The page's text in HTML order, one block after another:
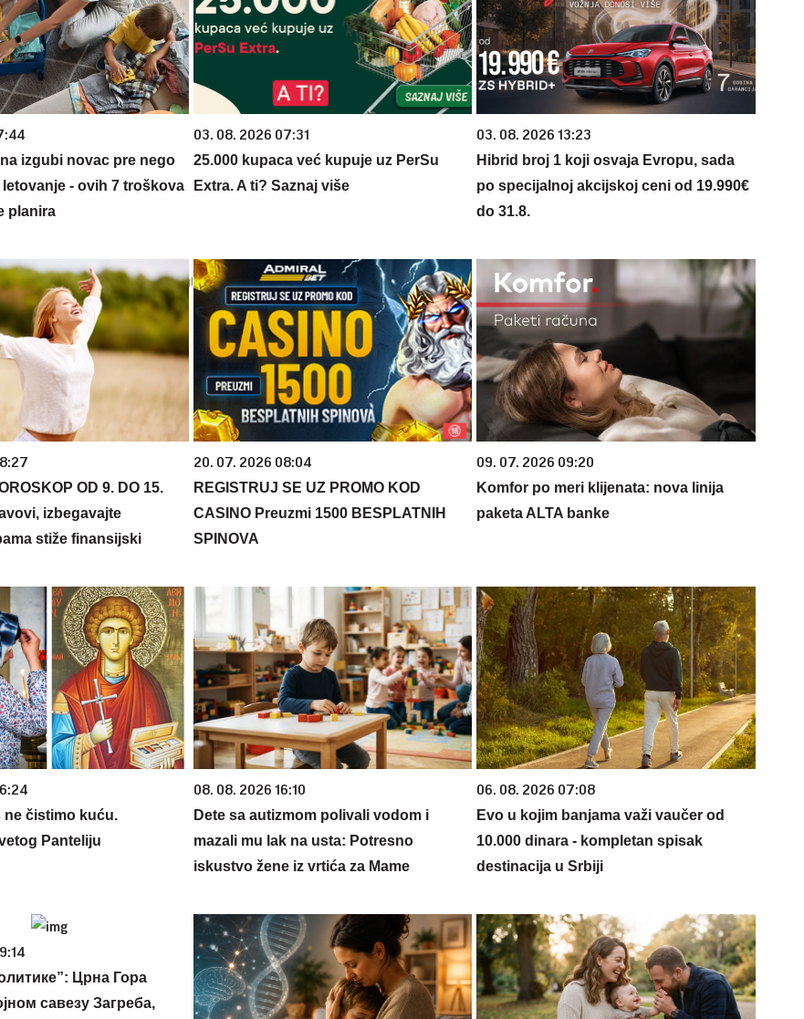
izgubi novac pre nego
- ovih 7 troškova
planira
03. 08. 2026 07:31
25.000 kupaca već kupuje uz PerSu
Extra. A ti? Saznaj više
03. 08. 2026 13:23
Hibrid broj 1 koji osvaja Evropu, sada
po specijalnoj akcijskoj ceni od 19.990€
do 31.8.
OD 9. DO 15.
izbegavajte
stiže finansijski
20. 07. 2026 08:04
REGISTRUJ SE UZ PROMO KOD
CASINO Preuzmi 1500 BESPLATNIH
SPINOVA
09. 07. 2026 09:20
Komfor po meri klijenata: nova linija
paketa ALTA banke
ne čistimo kuću.
Panteliju
08. 08. 2026 16:10
Dete sa autizmom polivali vodom i
mazali mu lak na usta: Potresno
iskustvo žene iz vrtića za Mame
06. 08. 2026 07:08
Evo u kojim banjama važi vaučer od
10.000 dinara - kompletan spisak
destinacija u Srbiji
Црна Гора
савезу Загреба,